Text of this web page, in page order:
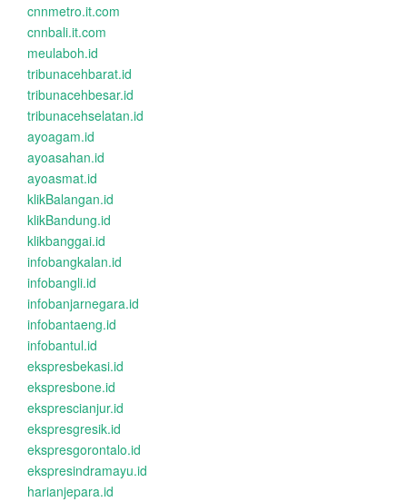
cnnmetro.it.com
cnnbali.it.com
meulaboh.id
tribunacehbarat.id
tribunacehbesar.id
tribunacehselatan.id
ayoagam.id
ayoasahan.id
ayoasmat.id
klikBalangan.id
klikBandung.id
klikbanggai.id
infobangkalan.id
infobangli.id
infobanjarnegara.id
infobantaeng.id
infobantul.id
ekspresbekasi.id
ekspresbone.id
eksprescianjur.id
ekspresgresik.id
ekspresgorontalo.id
ekspresindramayu.id
harianjepara.id